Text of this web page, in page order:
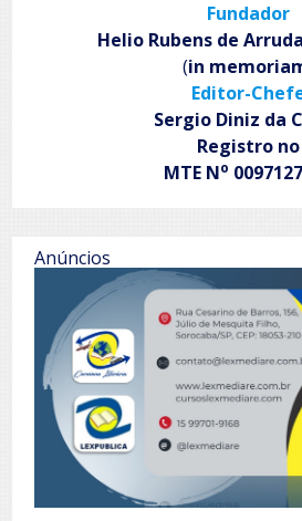
Fundador
Helio Rubens de
(in
Editor-
Sergio Diniz da
Registro no
MTE No
Anúncios